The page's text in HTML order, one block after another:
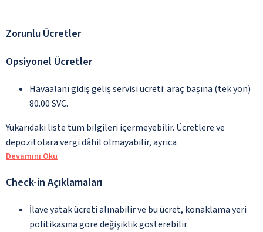
Zorunlu Ücretler
Opsiyonel Ücretler
Havaalanı gidiş geliş servisi ücreti: araç başına (tek yön)
80.00 SVC.
Yukarıdaki liste tüm bilgileri içermeyebilir. Ücretlere ve
depozitolara vergi dâhil olmayabilir, ayrıca
Devamını Oku
Check-in Açıklamaları
İlave yatak ücreti alınabilir ve bu ücret, konaklama yeri
politikasına göre değişiklik gösterebilir